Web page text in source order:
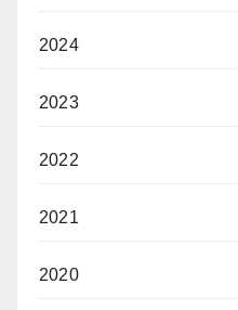
2024
2023
2022
2021
2020